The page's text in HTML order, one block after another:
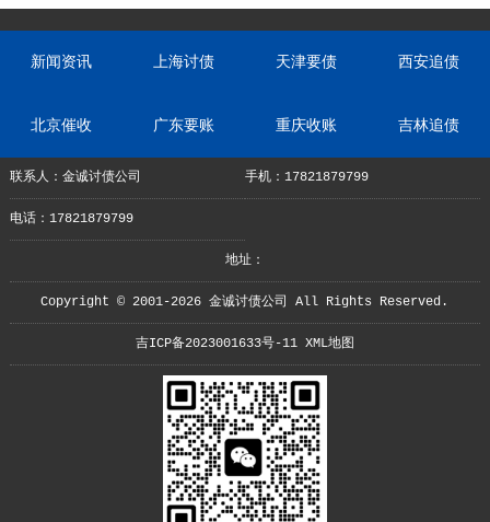
新闻资讯 上海讨债 天津要债 西安追债
北京催收 广东要账 重庆收账 吉林追债
联系人：金诚讨债公司 手机：17821879799
电话：17821879799
地址：
Copyright © 2001-2026 金诚讨债公司 All Rights Reserved.
吉ICP备2023001633号-11 XML地图